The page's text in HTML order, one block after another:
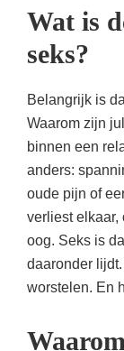
Wat is
seks?
Belangrijk is
Waarom zijn
binnen een
anders:
oude pijn of
verliest elkaar,
oog. Seks is
daaronder
worstelen. En